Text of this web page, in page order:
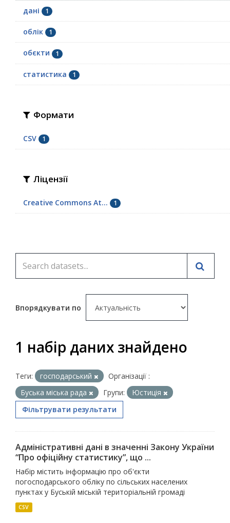
дані 1
облік 1
обєкти 1
статистика 1
Формати
CSV 1
Ліцензії
Creative Commons At... 1
Впорядкувати по
1 набір даних знайдено
Теги: господарський
Організації :
Буська міська рада
Групи:
Юстиція
Фільтрувати результати
Адміністративні дані в значенні Закону України
“Про офіційну статистику”, що ...
Набір містить інформацію про об'єкти
погосподарського обліку по сільських населених
пунктах у Буській міській територіальній громаді
CSV